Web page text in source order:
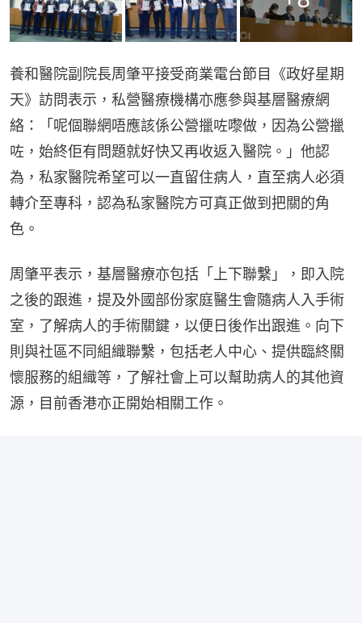
養和醫院副院長周肇平接受商業電台節目《政好星期
天》訪問表示，私營醫療機構亦應參與基層醫療網
絡：「呢個聯網唔應該係公營擸咗嚟做，因為公營擸
咗，始終佢有問題就好快又再收返入醫院。」他認
為，私家醫院希望可以一直留住病人，直至病人必須
轉介至專科，認為私家醫院方可真正做到把關的角
色。
周肇平表示，基層醫療亦包括「上下聯繫」，即入院
之後的跟進，提及外國部份家庭醫生會隨病人入手術
室，了解病人的手術關鍵，以便日後作出跟進。向下
則與社區不同組織聯繫，包括老人中心、提供臨終關
懷服務的組織等，了解社會上可以幫助病人的其他資
源，目前香港亦正開始相關工作。